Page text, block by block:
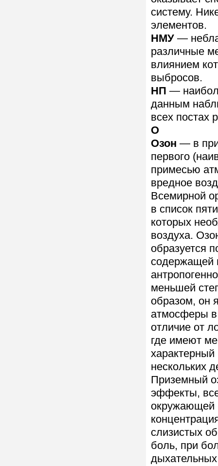
систему.
элементов.
НМУ —
различные
влиянием
выбросов.
НП —
данным
всех постах
О
Озон — в
первого
примесью
вредное
Всемирной
в список
которых
воздуха.
образуется
содержащей
меньшей
образом, он
атмосферы в
отличие от
где имеют
характерный
нескольких
Приземный
эффекты,
окружающей
слизистых
боль, при